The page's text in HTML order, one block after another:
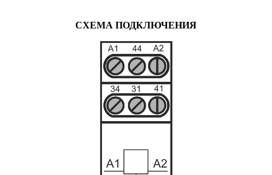
СХЕМА ПОДКЛЮЧЕНИЯ